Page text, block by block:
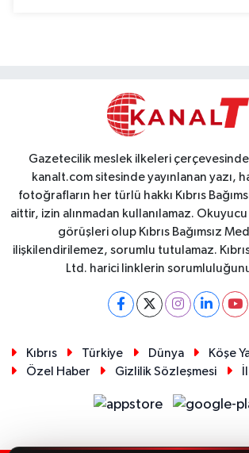
Gazetecilik meslek ilkeleri
kanalt.com sitesinde yayınlanan yazı,
fotoğrafların her türlü hakkı Kıbrıs
aittir, izin alınmadan kullanılamaz.
görüşleri olup Kıbrıs Bağımsız
ilişkilendirilemez, sorumlu tutulamaz.
Ltd. harici linklerin
Kıbrıs Türkiye Dünya
Köşe
Özel Haber
Gizlilik Sözleşmesi